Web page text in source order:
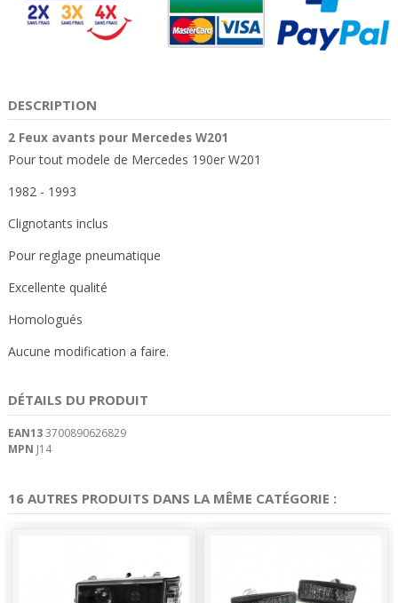
DESCRIPTION
2 Feux avants pour Mercedes W201
Pour tout modele de Mercedes 190er W201
1982 - 1993
Clignotants inclus
Pour reglage pneumatique
Excellente qualité
Homologués
Aucune modification a faire.
DÉTAILS DU PRODUIT
EAN133700890626829
MPN J14
16 AUTRES PRODUITS DANS LA MÊME CATÉGORIE :